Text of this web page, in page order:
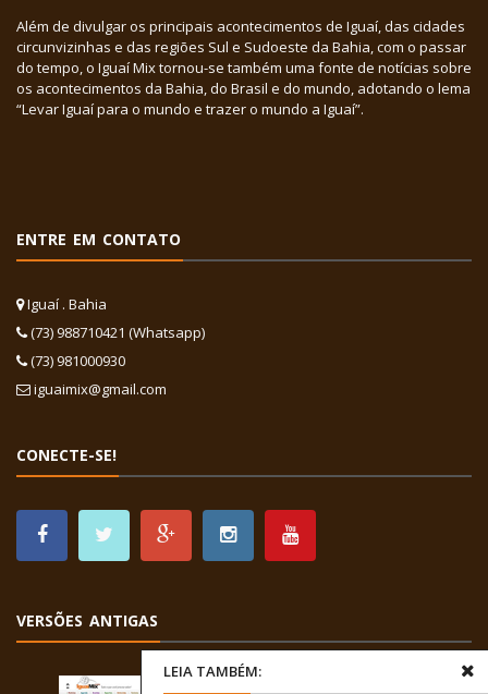
LEIA TAMBÉM:
Além de divulgar os principais acontecimentos de Iguaí, das cidades
circunvizinhas e das regiões Sul e Sudoeste da Bahia, com o passar
do tempo, o Iguaí Mix tornou-se também uma fonte de notícias sobre
os acontecimentos da Bahia, do Brasil e do mundo, adotando o lema
“Levar Iguaí para o mundo e trazer o mundo a Iguaí”.
ENTRE EM CONTATO
Iguaí . Bahia
(73) 988710421 (Whatsapp)
(73) 981000930
iguaimix@gmail.com
CONECTE-SE!
VERSÕES ANTIGAS